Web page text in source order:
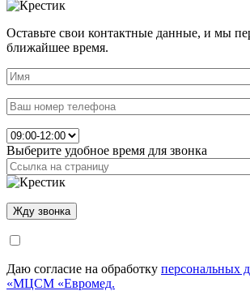
Оставьте свои контактные данные, и мы
ближайшее время.
Выберите удобное время для звонка
Даю согласие на обработку персональных
«МЦСМ «Евромед.